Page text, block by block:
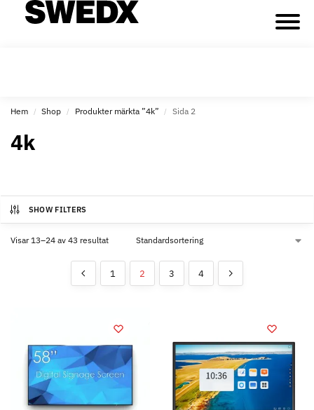
Hem / Shop / Produkter märkta ”4k” / Sida 2
4k
SHOW FILTERS
Visar 13–24 av 43 resultat
1 2 3 4